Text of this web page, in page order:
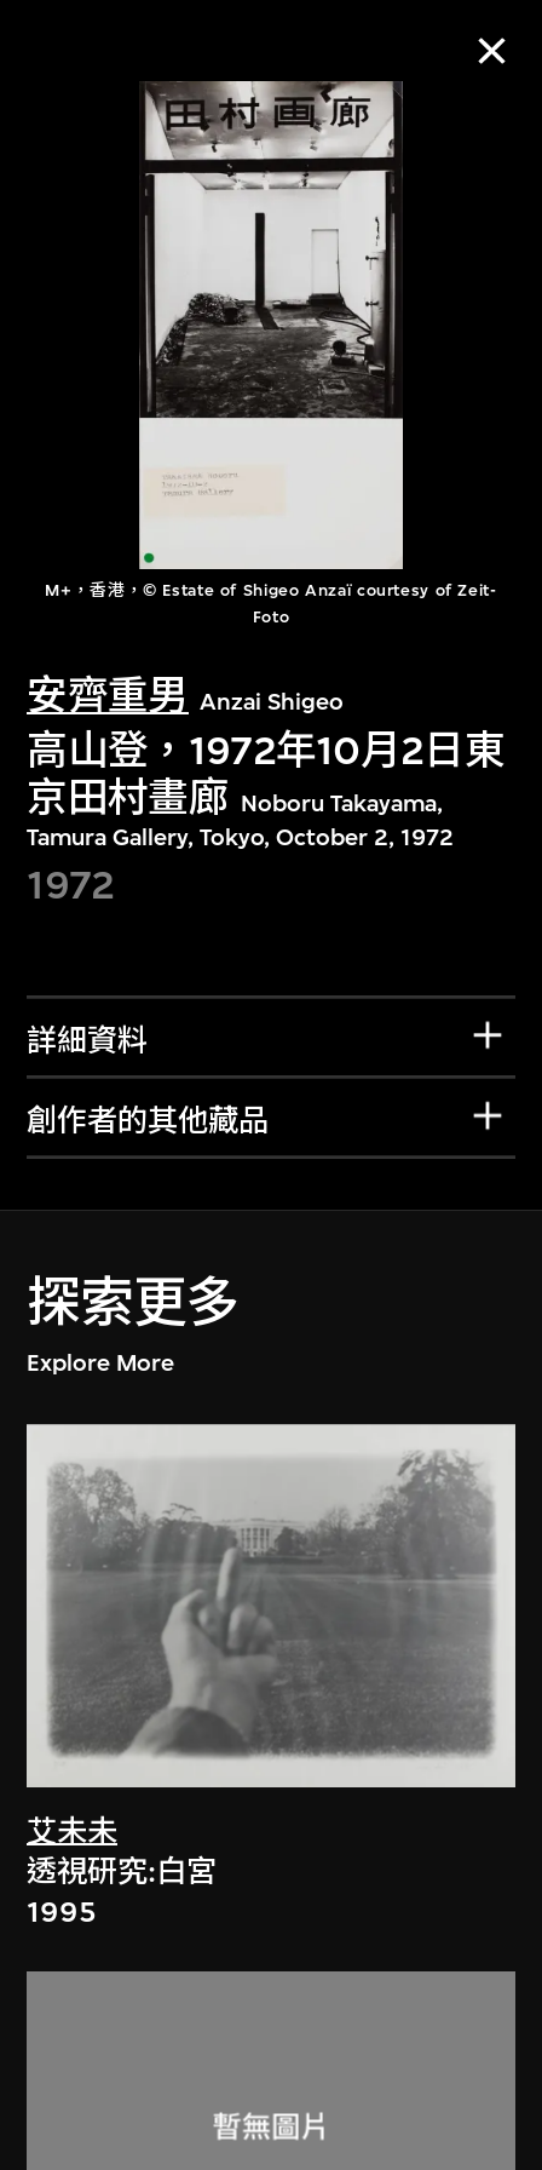
M+，香港，© Estate of Shigeo Anzaï courtesy of Zeit-
Foto
安齊重男 Anzai Shigeo
高山登，1972年10月2日東
京田村畫廊 Noboru Takayama,
Tamura Gallery, Tokyo, October 2, 1972
1972
詳細資料
創作者的其他藏品
探索更多
Explore More
艾未未
透視研究:白宮
1995
M+藏品
進一步篩選
關於M+藏品
文化藏品。